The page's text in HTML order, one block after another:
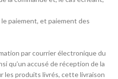
paiement, et paiement des
par courrier électronique du
qu’un accusé de réception de la
les produits livrés, cette livraison